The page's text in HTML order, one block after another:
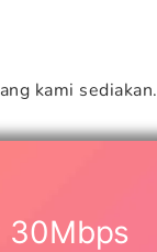
kami sediakan.
30Mbps